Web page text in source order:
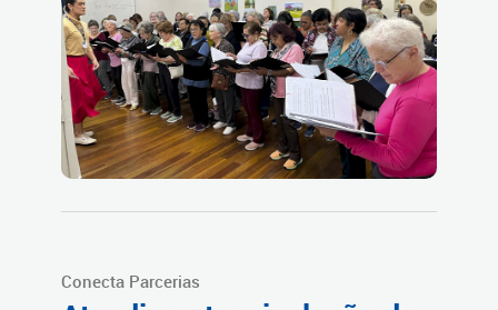
Conecta Parcerias